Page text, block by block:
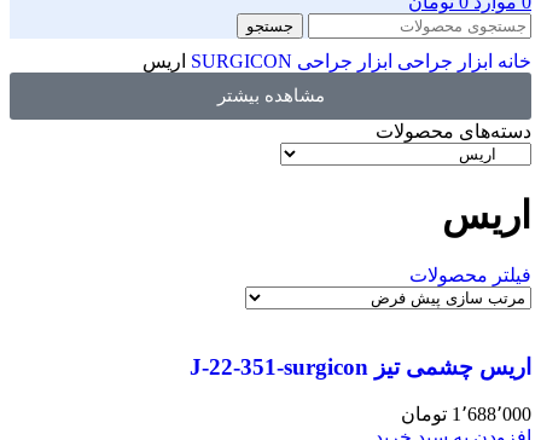
جستجو
خانه ابزار جراحی ابزار جراحی SURGICON اریس
مشاهده بیشتر
دسته‌های محصولات
اریس
فیلتر محصولات
اریس چشمی تیز J-22-351-surgicon
1٬688٬000 تومان